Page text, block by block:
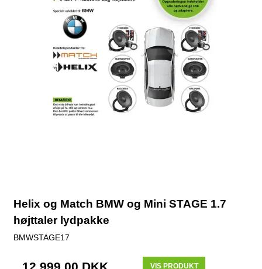
Helix og Match BMW og Mini STAGE 1.7
højttaler lydpakke
BMWSTAGE17
12.999,00 DKK VIS PRODUKT